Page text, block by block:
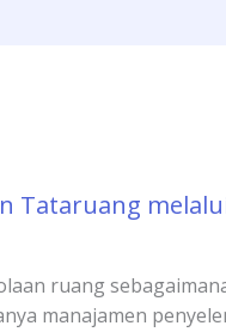
Tataruang melalui
ruang
manajamen